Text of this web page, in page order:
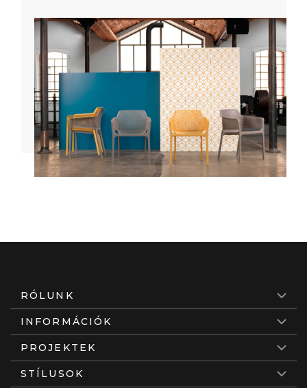
RÓLUNK
INFORMÁCIÓK
PROJEKTEK
STÍLUSOK